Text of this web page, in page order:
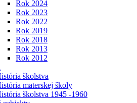
Rok 2024
Rok 2023
Rok 2022
Rok 2019
Rok 2018
Rok 2013
Rok 2012
školstva
materskej školy
školstva 1945 -1960